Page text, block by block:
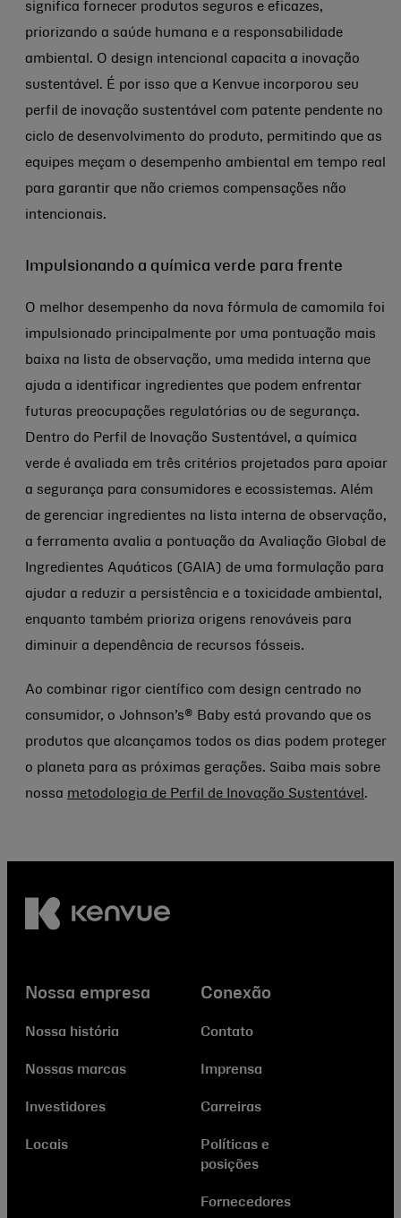
significa fornecer produtos seguros e eficazes,
priorizando a saúde humana e a responsabilidade
ambiental. O design intencional capacita a inovação
sustentável. É por isso que a Kenvue incorporou seu
perfil de inovação sustentável com patente pendente no
ciclo de desenvolvimento do produto, permitindo que as
equipes meçam o desempenho ambiental em tempo real
para garantir que não criemos compensações não
intencionais.
Impulsionando a química verde para frente
O melhor desempenho da nova fórmula de camomila foi
impulsionado principalmente por uma pontuação mais
baixa na lista de observação, uma medida interna que
ajuda a identificar ingredientes que podem enfrentar
futuras preocupações regulatórias ou de segurança.
Dentro do Perfil de Inovação Sustentável, a química
verde é avaliada em três critérios projetados para apoiar
a segurança para consumidores e ecossistemas. Além
de gerenciar ingredientes na lista interna de observação,
a ferramenta avalia a pontuação da Avaliação Global de
Ingredientes Aquáticos (GAIA) de uma formulação para
ajudar a reduzir a persistência e a toxicidade ambiental,
enquanto também prioriza origens renováveis para
diminuir a dependência de recursos fósseis.
Ao combinar rigor científico com design centrado no
consumidor, o Johnson’s® Baby está provando que os
produtos que alcançamos todos os dias podem proteger
o planeta para as próximas gerações. Saiba mais sobre
nossa metodologia de Perfil de Inovação Sustentável .
Nossa empresa
Nossa história
Nossas marcas
Investidores
Locais
Conexão
Contato
Imprensa
Carreiras
Políticas e
posições
Fornecedores